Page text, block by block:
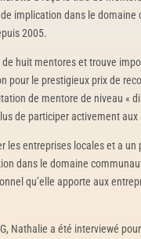
implication dans le
2005.
de huit mentores et trouve
pour le prestigieux prix de
de mentore de niveau «
de participer activement
les entreprises locales et a un
dans le domaine
qu’elle apporte aux
Nathalie a été interviewé